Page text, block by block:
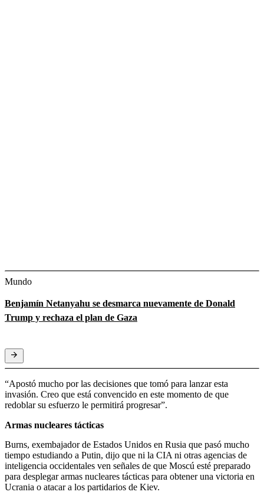
Mundo
Benjamín Netanyahu se desmarca nuevamente de Donald
Trump y rechaza el plan de Gaza
“Apostó mucho por las decisiones que tomó para lanzar esta
invasión. Creo que está convencido en este momento de que
redoblar su esfuerzo le permitirá progresar”.
Armas nucleares tácticas
Burns, exembajador de Estados Unidos en Rusia que pasó mucho
tiempo estudiando a Putin, dijo que ni la CIA ni otras agencias de
inteligencia occidentales ven señales de que Moscú esté preparado
para desplegar armas nucleares tácticas para obtener una victoria en
Ucrania o atacar a los partidarios de Kiev.